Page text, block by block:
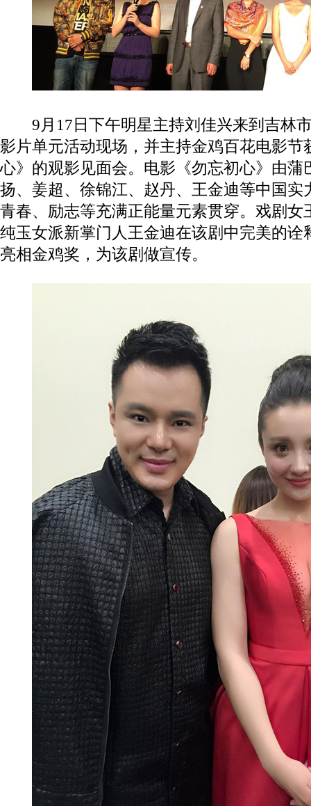
9月 17日下午明星主持刘佳兴来到吉林
影片单元活动现场，并主持金鸡百花电影节
心》的观影见面会。电影《勿忘初心》由蒲
扬、姜超、徐锦江、赵丹、王金迪等中国实
青春、励志等充满正能量元素贯穿。戏剧女
纯玉女派新掌门人王金迪在该剧中完美的诠
亮相金鸡奖，为该剧做宣传。